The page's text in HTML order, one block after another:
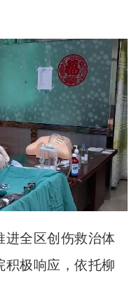
进全区创伤救治体
积极响应，依托柳